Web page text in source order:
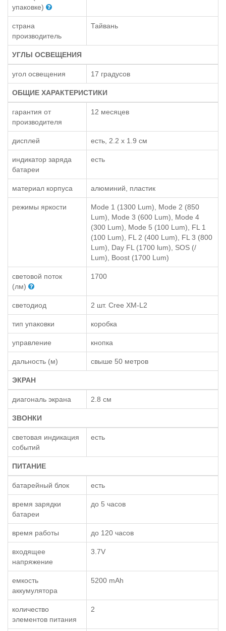
упаковке)
страна
производитель
Тайвань
УГЛЫ ОСВЕЩЕНИЯ
угол освещения 17 градусов
ОБЩИЕ ХАРАКТЕРИСТИКИ
гарантия от
производителя
12 месяцев
дисплей есть, 2.2 x 1.9 см
индикатор заряда
батареи
есть
материал корпуса алюминий, пластик
режимы яркости
Mode 1 (1300 Lum), Mode 2 (850
Lum), Mode 3 (600 Lum), Mode 4
(300 Lum), Mode 5 (100 Lum), FL 1
(100 Lum), FL 2 (400 Lum), FL 3 (800
Lum), Day FL (1700 lum), SOS (/
Lum), Boost (1700 Lum)
световой поток
(лм)
1700
светодиод 2 шт. Cree XM-L2
тип упаковки коробка
управление кнопка
дальность (м) свыше 50 метров
ЭКРАН
диагональ экрана 2.8 см
ЗВОНКИ
световая индикация
событий
есть
ПИТАНИЕ
батарейный блок есть
время зарядки
батареи
до 5 часов
время работы до 120 часов
входящее
напряжение
3.7V
емкость
аккумулятора
5200 mAh
количество
элементов питания
2